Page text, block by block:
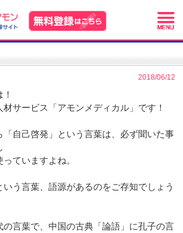
2018/06/12
サービス「アモンメディカル」です！
「自己啓発」という言葉は、必ず聞いた事
ていますよね。
う言葉、語源があるのをご存知でしょう
の言葉で、中国の古典「論語」に孔子の言